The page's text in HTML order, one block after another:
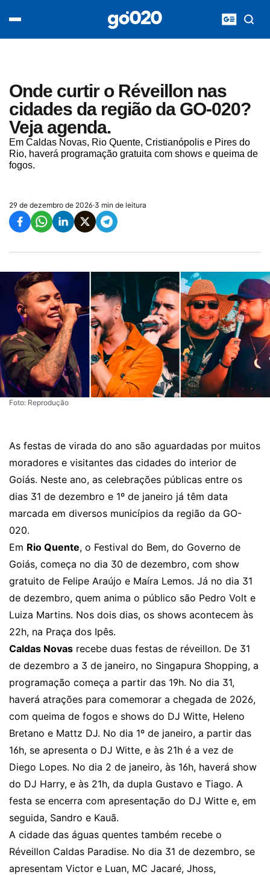
Onde curtir o Réveillon nas
cidades da região da GO-020?
Veja agenda.
Em Caldas Novas, Rio Quente, Cristianópolis e Pires do
Rio, haverá programação gratuita com shows e queima de
fogos.
29 de dezembro de 2026·3 min de leitura
Foto: Reprodução
As festas de virada do ano são aguardadas por muitos
moradores e visitantes das cidades do interior de
Goiás. Neste ano, as celebrações públicas entre os
dias 31 de dezembro e 1º de janeiro já têm data
marcada em diversos municípios da região da GO-
020.
Em Rio Quente, o Festival do Bem, do Governo de
Goiás, começa no dia 30 de dezembro, com show
gratuito de Felipe Araújo e Maíra Lemos. Já no dia 31
de dezembro, quem anima o público são Pedro Volt e
Luiza Martins. Nos dois dias, os shows acontecem às
22h, na Praça dos Ipês.
Caldas Novas recebe duas festas de réveillon. De 31
de dezembro a 3 de janeiro, no Singapura Shopping, a
programação começa a partir das 19h. No dia 31,
haverá atrações para comemorar a chegada de 2026,
com queima de fogos e shows do DJ Witte, Heleno
Bretano e Mattz DJ. No dia 1º de janeiro, a partir das
16h, se apresenta o DJ Witte, e às 21h é a vez de
Diego Lopes. No dia 2 de janeiro, às 16h, haverá show
do DJ Harry, e às 21h, da dupla Gustavo e Tiago. A
festa se encerra com apresentação do DJ Witte e, em
seguida, Sandro e Kauã.
A cidade das águas quentes também recebe o
Réveillon Caldas Paradise. No dia 31 de dezembro, se
apresentam Victor e Luan, MC Jacaré, Jhoss,
acontece agora
entretenimento
vídeos
pod020